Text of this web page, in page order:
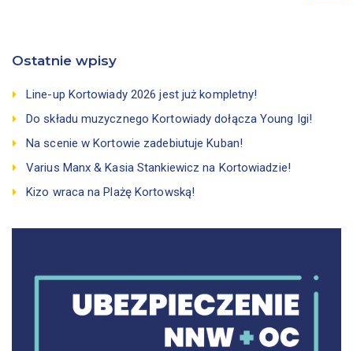
Ostatnie wpisy
Line-up Kortowiady 2026 jest już kompletny!
Do składu muzycznego Kortowiady dołącza Young Igi!
Na scenie w Kortowie zadebiutuje Kuban!
Varius Manx & Kasia Stankiewicz na Kortowiadzie!
Kizo wraca na Plażę Kortowską!